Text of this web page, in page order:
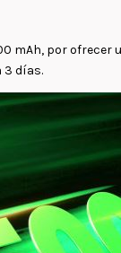
mAh, por
3 días.